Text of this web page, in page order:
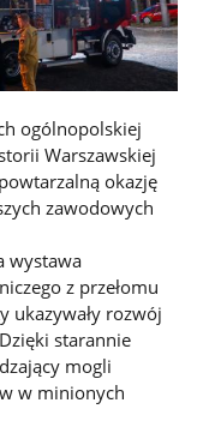
ogólnopolskiej
Warszawskiej
okazję
zawodowych
wystawa
z przełomu
ukazywały rozwój
starannie
mogli
w minionych